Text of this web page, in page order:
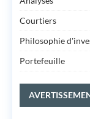
Courtiers
Philosophie
Portefeuille